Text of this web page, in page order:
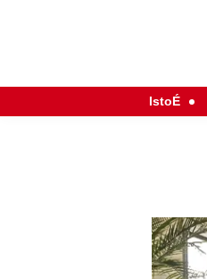
IstoÉ